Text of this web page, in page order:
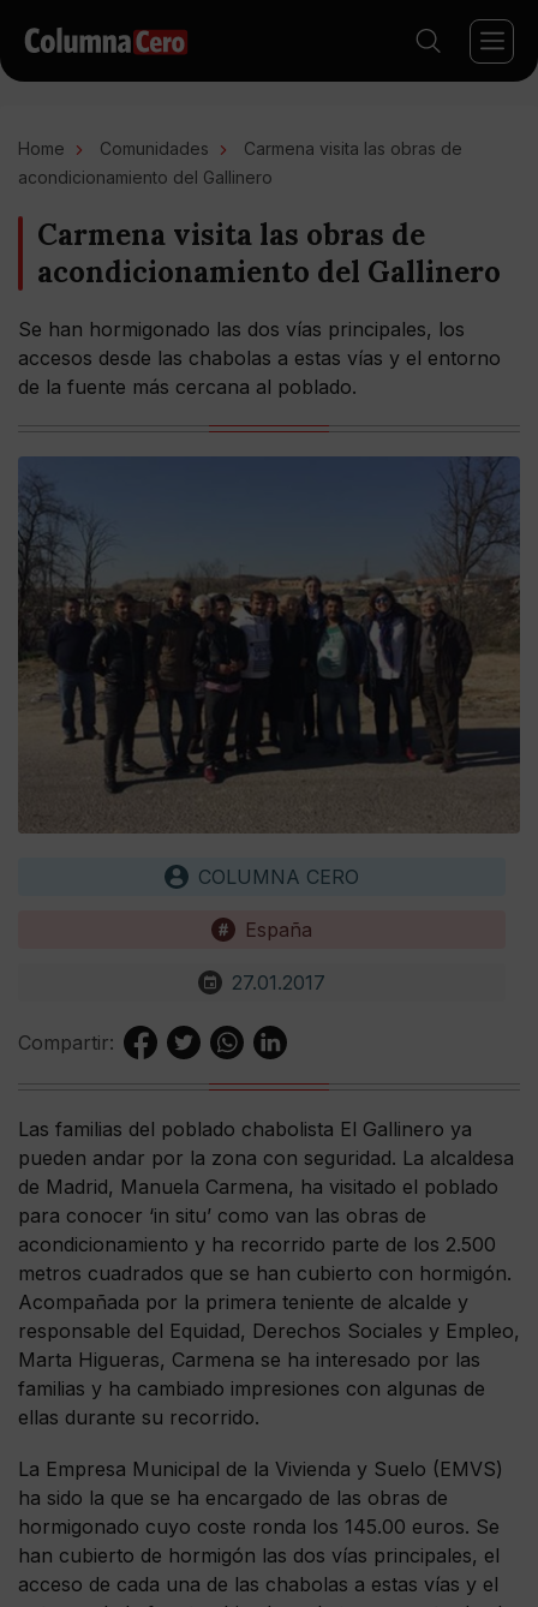
Home Comunidades
Carmena visita las obras de
acondicionamiento del Gallinero
Carmena visita las obras de
acondicionamiento del Gallinero
Se han hormigonado las dos vías principales, los
accesos desde las chabolas a estas vías y el entorno
de la fuente más cercana al poblado.
COLUMNA CERO
España
27.01.2017
Compartir:
Las familias del poblado chabolista El Gallinero ya
pueden andar por la zona con seguridad. La alcaldesa
de Madrid, Manuela Carmena, ha visitado el poblado
para conocer ‘in situ’ como van las obras de
acondicionamiento y ha recorrido parte de los 2.500
metros cuadrados que se han cubierto con hormigón.
Acompañada por la primera teniente de alcalde y
responsable del Equidad, Derechos Sociales y Empleo,
Marta Higueras, Carmena se ha interesado por las
familias y ha cambiado impresiones con algunas de
ellas durante su recorrido.
La Empresa Municipal de la Vivienda y Suelo (EMVS)
ha sido la que se ha encargado de las obras de
hormigonado cuyo coste ronda los 145.00 euros. Se
han cubierto de hormigón las dos vías principales, el
acceso de cada una de las chabolas a estas vías y el